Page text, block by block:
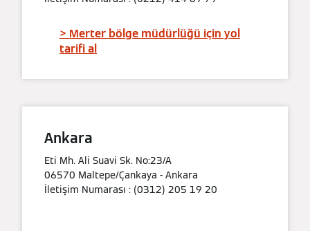
> Merter bölge müdürlüğü için yol
tarifi al
Ankara
Eti Mh. Ali Suavi Sk. No:23/A
06570 Maltepe/Çankaya - Ankara
İletişim Numarası : (0312) 205 19 20